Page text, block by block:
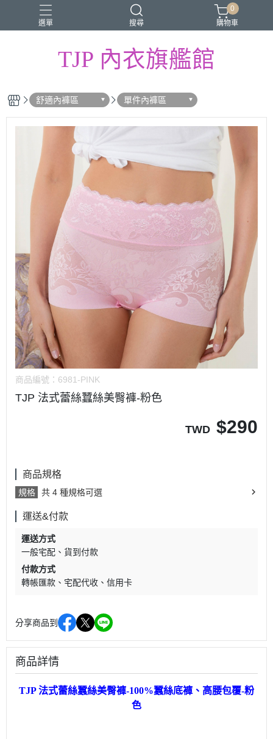
選單 搜尋
0
購物車
TJP 內衣旗艦館
舒適內褲區 單件內褲區
商品編號： 6981-PINK
TJP 法式蕾絲蠶絲美臀褲-粉色
TWD $290
商品規格
規格 共 4 種規格可選
運送&付款
運送方式
一般宅配
貨到付款
付款方式
轉帳匯款
宅配代收 信用卡
分享商品到
商品詳情
TJP 法式蕾絲蠶絲美臀褲-100%蠶絲底褲、高腰包覆-粉
色